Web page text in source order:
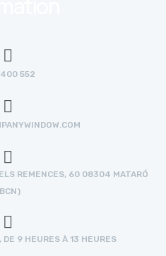
552
REMENCES, 60 08304 MATARÓ
DE 9 HEURES À 13 HEURES